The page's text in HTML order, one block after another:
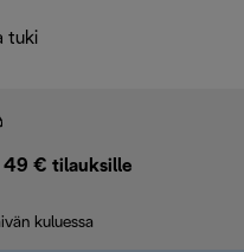
tuki
49 € tilauksille
kuluessa